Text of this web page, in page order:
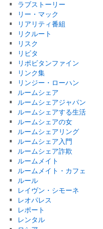
ラブストーリー
リー・マック
リアリティ番組
リクルート
リスク
リビタ
リポビタンファイン
リンク集
リンジー・ローハン
ルームシェア
ルームシェアジャパン
ルームシェアする生活
ルームシェアの女
ルームシェアリング
ルームシェア入門
ルームシェア詐欺
ルームメイト
ルームメイト・カフェ
ルール
レイヴン・シモーネ
レオパレス
レポート
レンタル